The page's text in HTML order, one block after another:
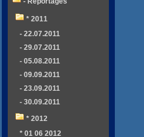
* 2011
- 22.07.2011
- 29.07.2011
- 05.08.2011
- 09.09.2011
- 23.09.2011
- 30.09.2011
* 2012
* 01 06 2012